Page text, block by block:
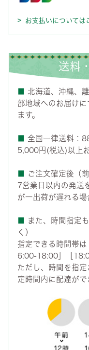
お支払いについては
送料
北海道、沖縄、
部地域へのお届けに
ます。
全国一律送料：
5,000円(税込)以上
ご注文確定後（
7営業日以内の発送
が一出荷が遅れる場
また、時間指定
く）
指定できる時間帯
6:00-18:00］［
ただし、時間を指
定時間内に配達がで